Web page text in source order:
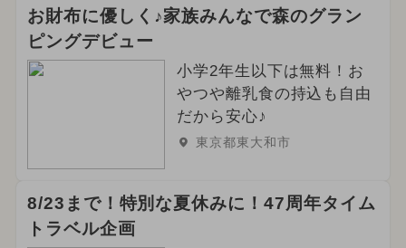
お財布に優しく♪家族みんなで森のグラン
ピングデビュー
小学2年生以下は無料！お
やつや離乳食の持込も自由
だから安心♪
東京都東大和市
8/23まで！特別な夏休みに！47周年タイム
トラベル企画